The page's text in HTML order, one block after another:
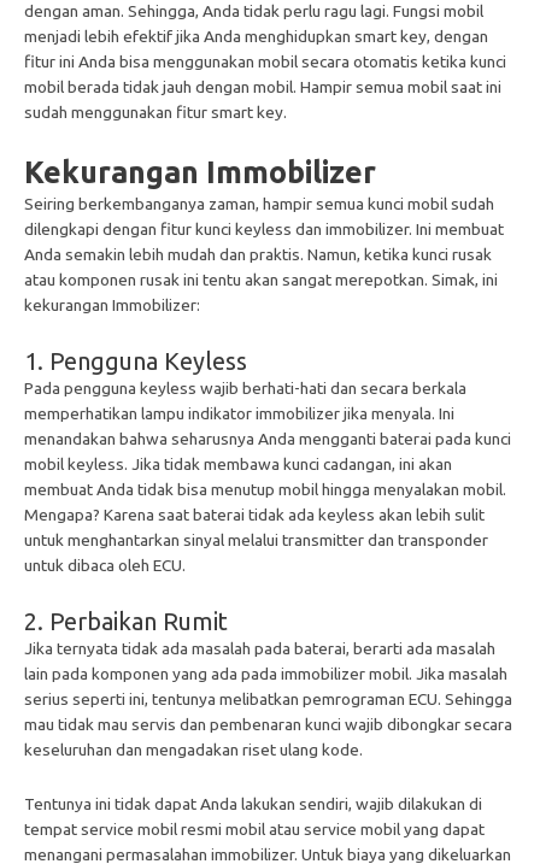
dengan aman. Sehingga, Anda tidak perlu ragu lagi. Fungsi mobil
menjadi lebih efektif jika Anda menghidupkan smart key, dengan
fitur ini Anda bisa menggunakan mobil secara otomatis ketika kunci
mobil berada tidak jauh dengan mobil. Hampir semua mobil saat ini
sudah menggunakan fitur smart key.
Kekurangan Immobilizer
Seiring berkembanganya zaman, hampir semua kunci mobil sudah
dilengkapi dengan fitur kunci keyless dan immobilizer. Ini membuat
Anda semakin lebih mudah dan praktis. Namun, ketika kunci rusak
atau komponen rusak ini tentu akan sangat merepotkan. Simak, ini
kekurangan Immobilizer:
1. Pengguna Keyless
Pada pengguna keyless wajib berhati-hati dan secara berkala
memperhatikan lampu indikator immobilizer jika menyala. Ini
menandakan bahwa seharusnya Anda mengganti baterai pada kunci
mobil keyless. Jika tidak membawa kunci cadangan, ini akan
membuat Anda tidak bisa menutup mobil hingga menyalakan mobil.
Mengapa? Karena saat baterai tidak ada keyless akan lebih sulit
untuk menghantarkan sinyal melalui transmitter dan transponder
untuk dibaca oleh ECU.
2. Perbaikan Rumit
Jika ternyata tidak ada masalah pada baterai, berarti ada masalah
lain pada komponen yang ada pada immobilizer mobil. Jika masalah
serius seperti ini, tentunya melibatkan pemrograman ECU. Sehingga
mau tidak mau servis dan pembenaran kunci wajib dibongkar secara
keseluruhan dan mengadakan riset ulang kode.
Tentunya ini tidak dapat Anda lakukan sendiri, wajib dilakukan di
tempat service mobil resmi mobil atau service mobil yang dapat
menangani permasalahan immobilizer. Untuk biaya yang dikeluarkan